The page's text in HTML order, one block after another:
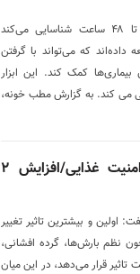
کیت تشخیصی که عفونت را ظرف ۲۴ تا ۴۸ ساعت شناسایی می‌کند
داده‌اند که می‌تواند با گرفتن
کمک کند. این ابزار
۴۸ ساعت شناسایی می کند. به گزارش مطب خونه،
بیشترین اثر تغییر اقلیم بر امنیت غذایی/افزایش ۲
اولین و بیشترین تاثیر تغییر
نظم بارش‌ها، گرده افشانی،
قرار می‌دهد، در این میان